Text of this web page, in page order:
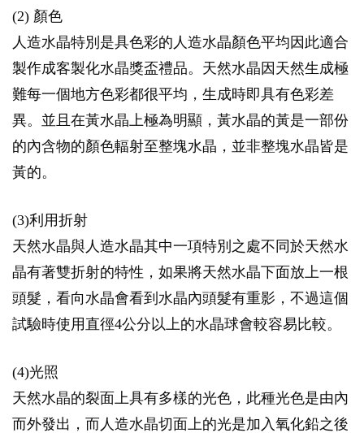
(2) 顏色
人造水晶特別是具色彩的人造水晶顏色平均因此適合
製作成客製化水晶獎盃禮品。天然水晶因天然生成極
難每一個地方色彩都很平均，生成時即具有色彩差
異。並且在黃水晶上極為明顯，黃水晶的黃是一部份
的內含物的顏色輻射至整塊水晶，並非整塊水晶皆是
黃的。
(3)利用折射
天然水晶與人造水晶其中一項特別之處不同於天然水
晶有著雙折射的特性，如果將天然水晶下面放上一根
頭髮，看向水晶會看到水晶內頭髮有重影，不過這個
試驗時使用直徑4公分以上的水晶球會較容易比較。
(4)光照
天然水晶的裂面上具有多樣的光色，此種光色是由內
而外發出，而人造水晶切面上的光是加入氧化鉛之後